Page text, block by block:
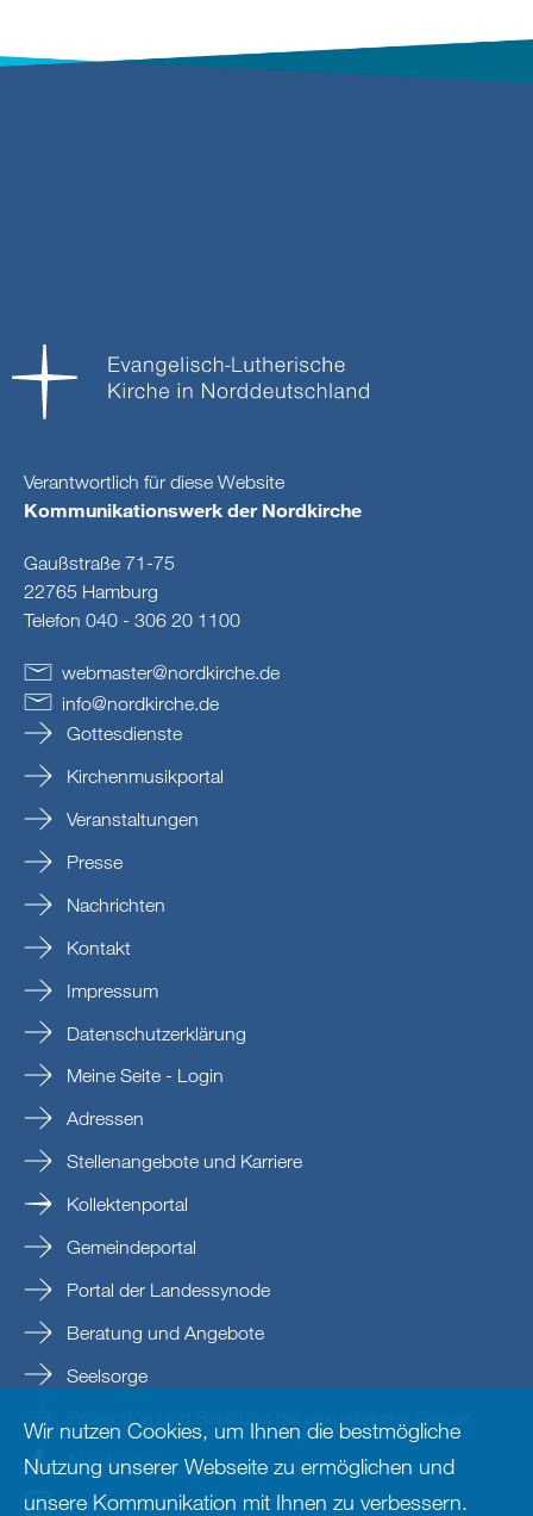
Verantwortlich für diese Website
Kommunikationswerk der Nordkirche
Gaußstraße 71-75
22765 Hamburg
Telefon 040 - 306 20 1100
webmaster@nordkirche.de
info@nordkirche de
Gottesdienste
Kirchenmusikportal
Veranstaltungen
Presse
Nachrichten
Kontakt
Impressum
Datenschutzerklärung
Meine Seite - Login
Adressen
Stellenangebote und Karriere
Kollektenportal
Gemeindeportal
Portal der Landessynode
Beratung und Angebote
Seelsorge
Nordkirche
nordkirche
Wir nutzen Cookies, um Ihnen die bestmögliche
Nutzung unserer Webseite zu ermöglichen und
unsere Kommunikation mit Ihnen zu verbessern.